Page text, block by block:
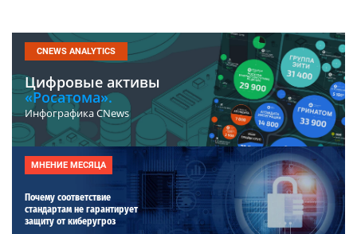
CNEWS ANALYTICS
Цифровые активы
«Росатома».
Инфографика CNews
МНЕНИЕ МЕСЯЦА
Почему соответствие
стандартам не гарантирует
защиту от киберугроз